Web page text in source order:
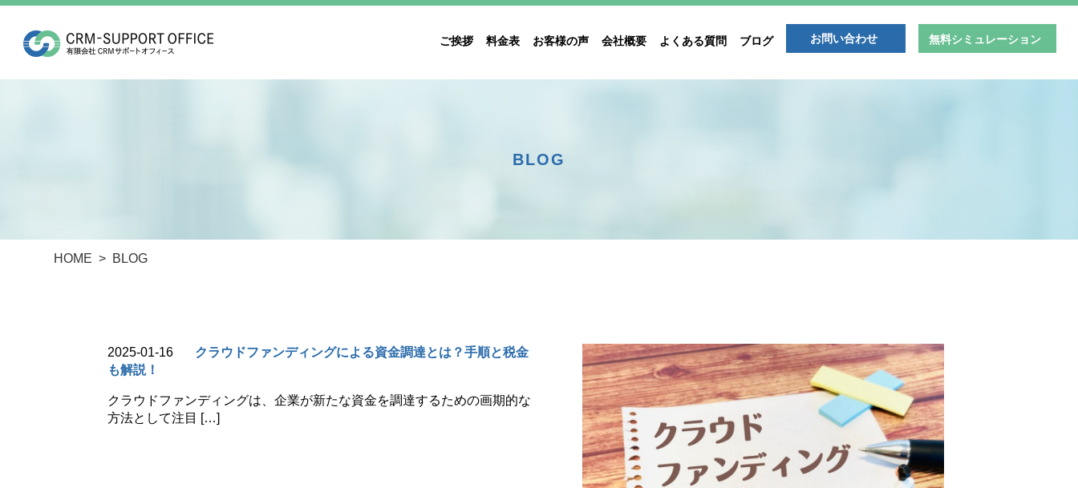
ご挨拶 料金表 お客様の声 会社概要 よくある質問 ブログ お問い合わせ 無料シミュレーション
BLOG
HOME BLOG
2025-01-16
クラウドファンディングによる資金調達とは？手順と税金
も解説！
クラウドファンディングは、企業が新たな資金を調達するための画期的な
方法として注目 […]